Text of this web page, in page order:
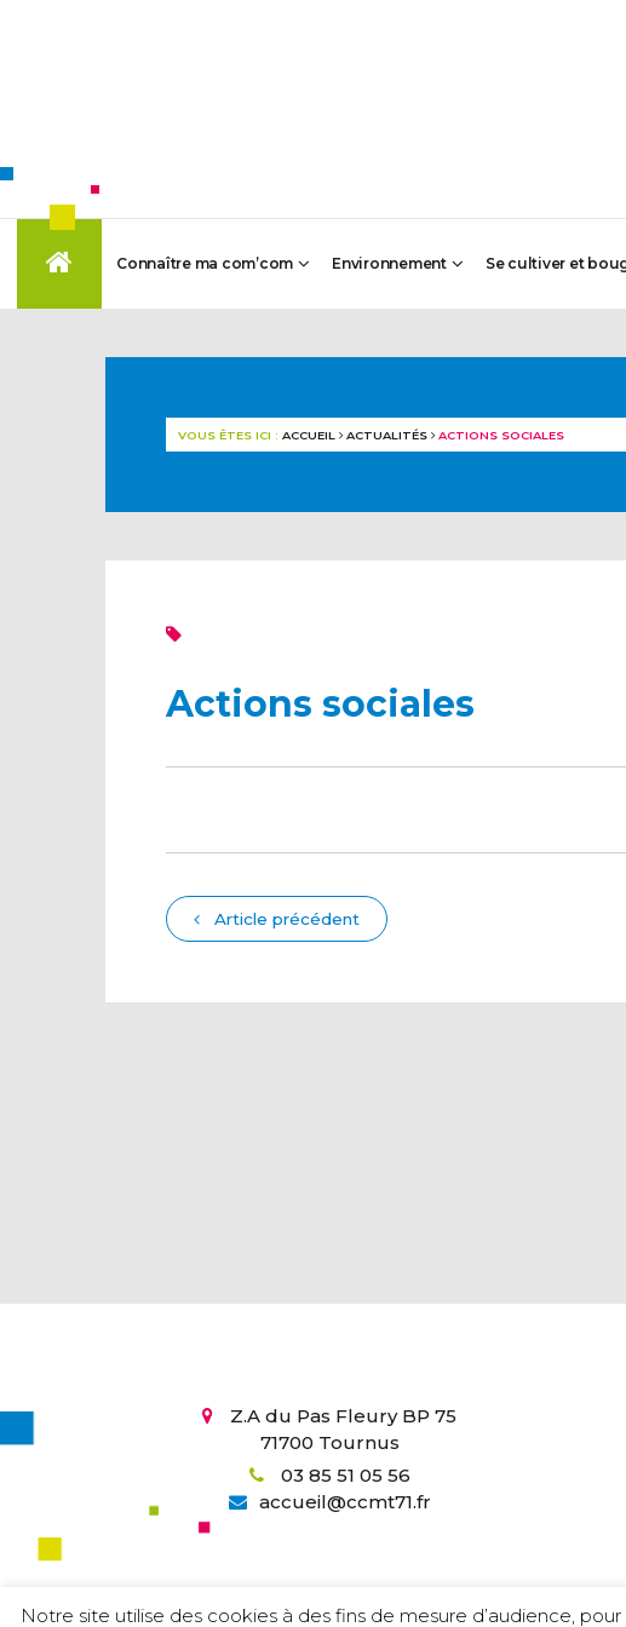
Connaître ma com’com Environnement Se cultiver et
VOUS ÊTES ICI : ACCUEIL ACTUALITÉS ACTIONS SOCIALES
Actions sociales
Article précédent
Z.A du Pas Fleury BP 75
71700 Tournus
03 85 51 05 56
accueil@ccmt71.fr
Notre site utilise des cookies à des fins de mesure d’audience,